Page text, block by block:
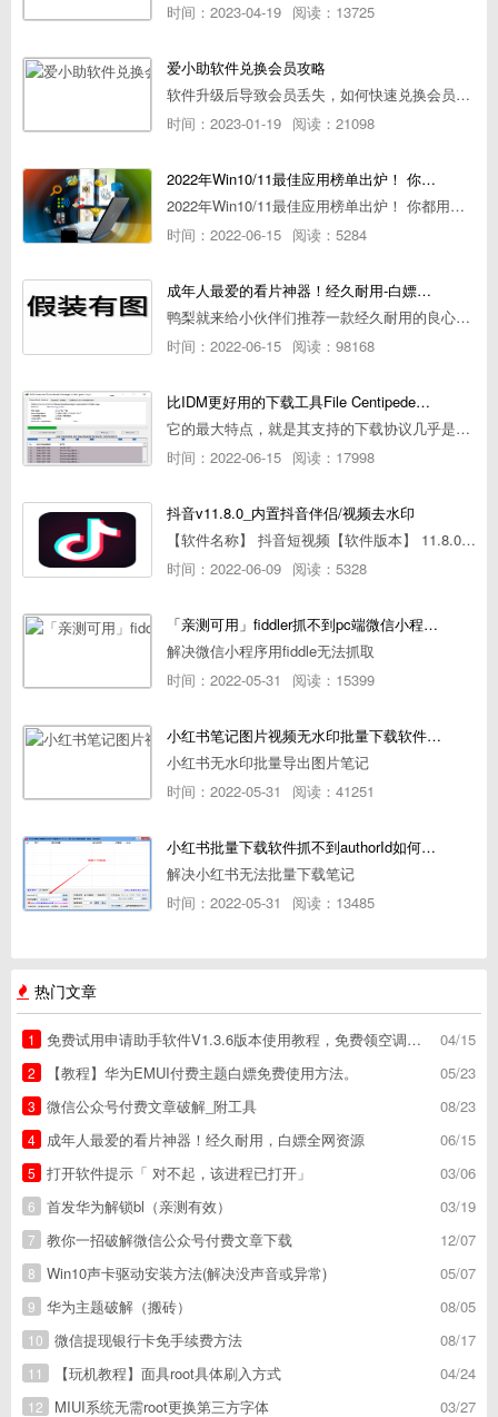
时间：2023-04-19 阅读：13725
爱小助软件兑换会员攻略
软件升级后导致会员丢失，如何快速兑换会员详细攻略
时间：2023-01-19 阅读：21098
2022年Win10/11最佳应用榜单出炉！ 你都用过几个？
2022年Win10/11最佳应用榜单出炉！ 你都用过几个？
时间：2022-06-15 阅读：5284
成年人最爱的看片神器！经久耐用-白嫖全网资源
鸭梨就来给小伙伴们推荐一款经久耐用的良心播放器，资源齐全无广告，可以放心使用~
时间：2022-06-15 阅读：98168
比IDM更好用的下载工具File Centipede文件蜈蚣-秒杀迅雷-直接飞起！
它的最大特点，就是其支持的下载协议几乎是市面上最全面的，包括HTTP/FTP、BT种子、磁力链接，m3u8流任务（AES-128解密）。
时间：2022-06-15 阅读：17998
抖音v11.8.0_内置抖音伴侣/视频去水印
【软件名称】 抖音短视频【软件版本】 11.8.0【软件大小】 83.74M【是否Root】不需要【测试机型】PCML10 [oppo Reno Ace]【文字介绍】 抖音短视频app是一款很有意思娱
时间：2022-06-09 阅读：5328
「亲测可用」fiddler抓不到pc端微信小程序包解决方案
解决微信小程序用fiddle无法抓取
时间：2022-05-31
阅读：15399
小红书笔记图片视频无水印批量下载软件使用教程
小红书无水印批量导出图片笔记
时间：2022-05-31
阅读：41251
小红书批量下载软件抓不到authorId如何解决
解决小红书无法批量下载笔记
时间：2022-05-31
阅读：13485
热门文章
04/15
1
免费试用申请助手软件V1.3.6版本使用教程，免费领空调冰箱，附下载地址
05/23
2
【教程】华为EMUI付费主题白嫖免费使用方法。
08/23
3
微信公众号付费文章破解_附工具
06/15
4
成年人最爱的看片神器！经久耐用，白嫖全网资源
03/06
5
打开软件提示「 对不起，该进程已打开」
03/19
6
首发华为解锁bl（亲测有效）
12/07
7
教你一招破解微信公众号付费文章下载
05/07
8
Win10声卡驱动安装方法(解决没声音或异常)
08/05
9
华为主题破解（搬砖）
08/17
10
微信提现银行卡免手续费方法
04/24
11
【玩机教程】面具root具体刷入方式
03/27
12
MIUI系统无需root更换第三方字体